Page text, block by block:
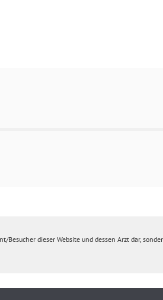
dieser Website und dessen Arzt dar,